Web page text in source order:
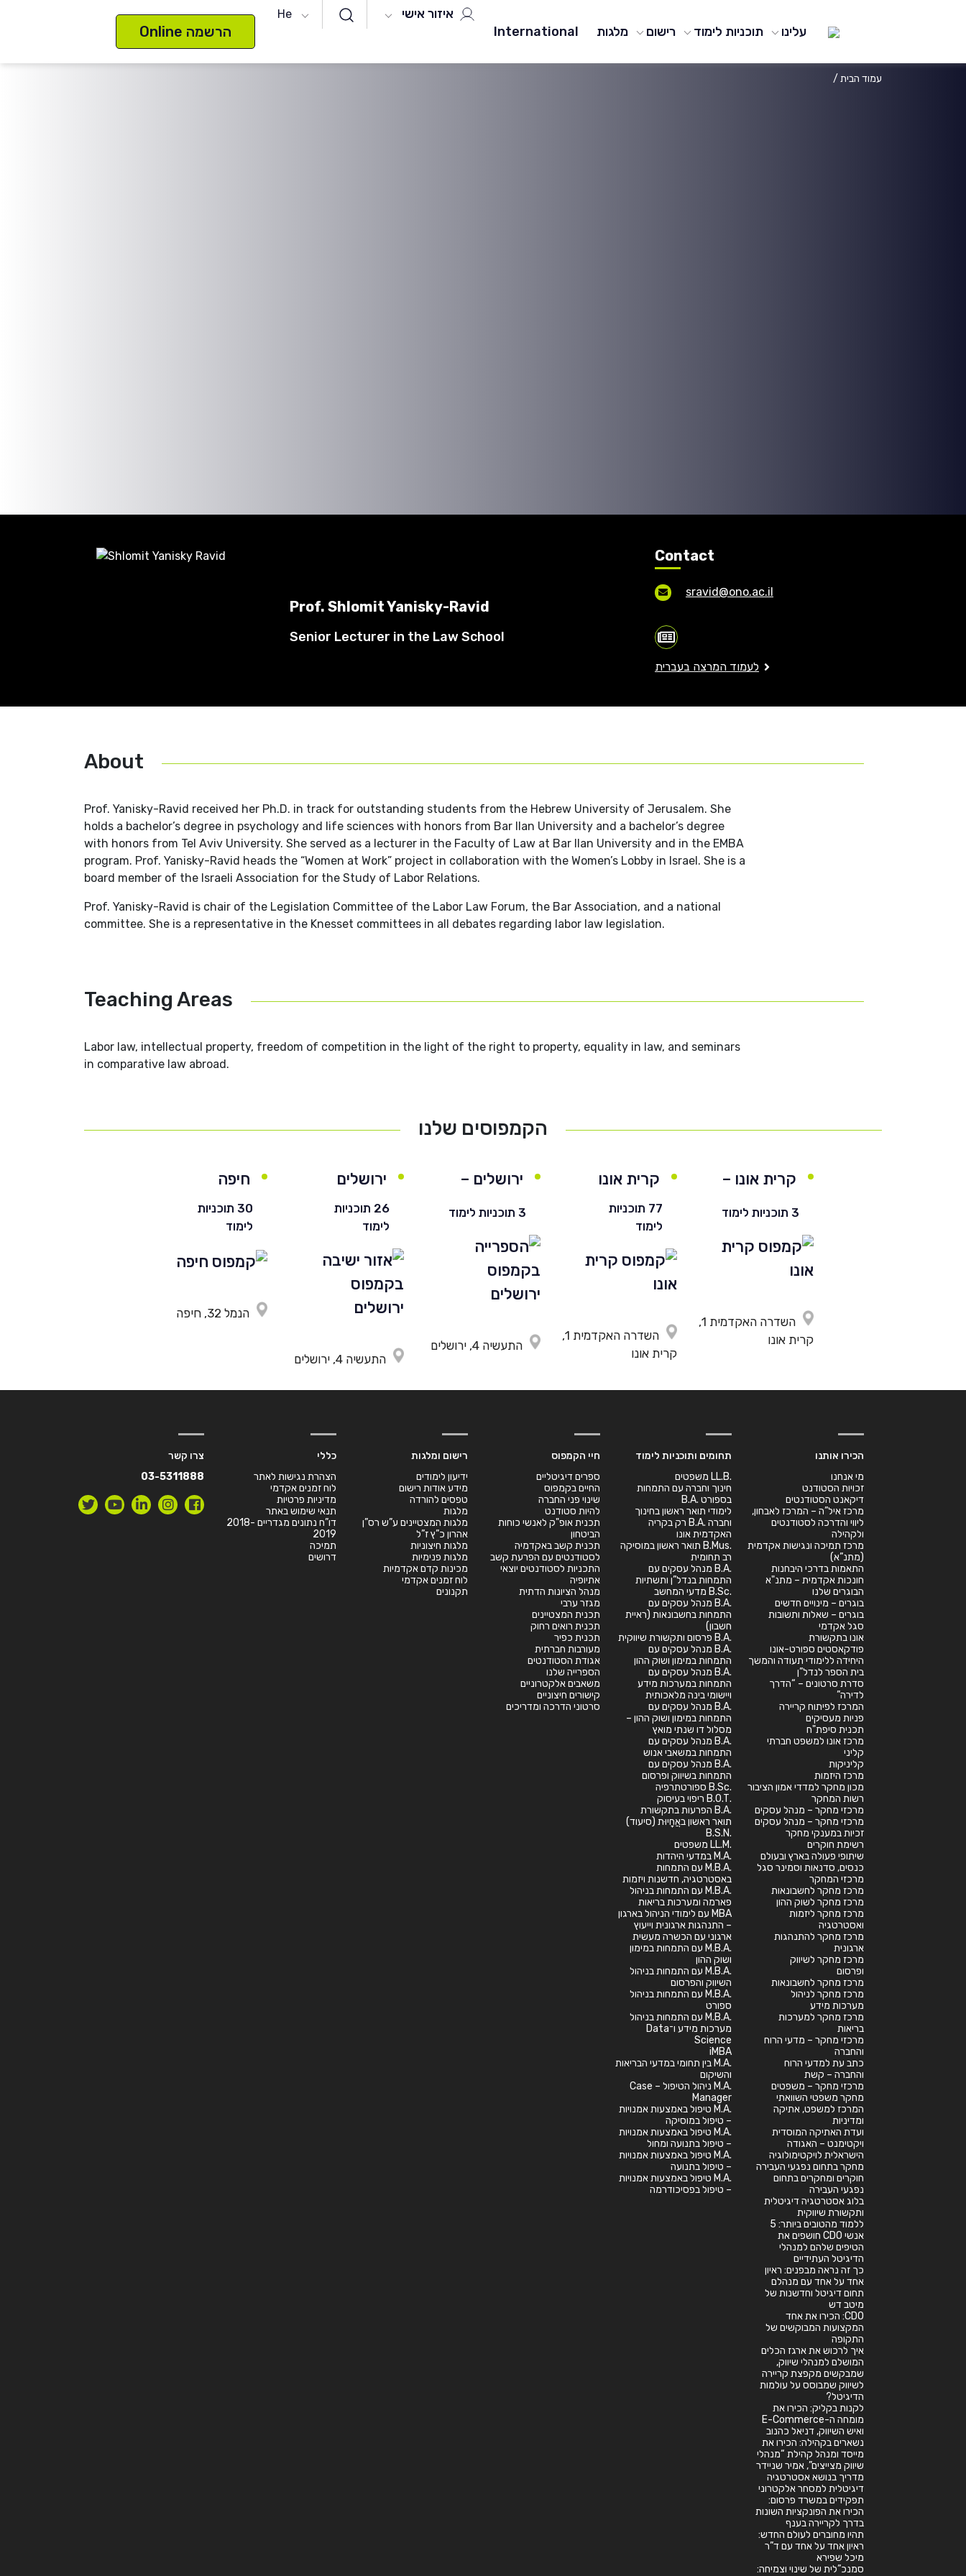
עלינו תוכניות לימוד רישום מלגות International
איזור אישי He
הרשמה Online
עמוד הבית /
Prof. Shlomit Yanisky-Ravid
Senior Lecturer in the Law School
Contact
sravid@ono.ac.il
לעמוד המרצה בעברית
About
Prof. Yanisky-Ravid received her Ph.D. in track for outstanding students from the Hebrew University of Jerusalem. She
holds a bachelor’s degree in psychology and life sciences with honors from Bar Ilan University and a bachelor’s degree
with honors from Tel Aviv University. She served as a lecturer in the Faculty of Law at Bar Ilan University and in the EMBA
program. Prof. Yanisky-Ravid heads the “Women at Work” project in collaboration with the Women’s Lobby in Israel. She is a
board member of the Israeli Association for the Study of Labor Relations.
Prof. Yanisky-Ravid is chair of the Legislation Committee of the Labor Law Forum, the Bar Association, and a national
committee. She is a representative in the Knesset committees in all debates regarding labor law legislation.
Teaching Areas
Labor law, intellectual property, freedom of competition in the light of the right to property, equality in law, and seminars
in comparative law abroad.
הקמפוסים שלנו
קרית אונו –
3 תוכניות לימוד
השדרה האקדמית 1,
קרית אונו
קרית אונו
77 תוכניות
לימוד
השדרה האקדמית 1,
קרית אונו
ירושלים –
3 תוכניות לימוד
התעשיה 4, ירושלים
ירושלים
26 תוכניות
לימוד
התעשיה 4, ירושלים
חיפה
30 תוכניות
לימוד
הנמל 32, חיפה
הכירו אותנו
מי אנחנו
זכויות הסטודנט
דיקאנט הסטודנטים
מרכז איל”ה – המרכז לאבחון,
ליווי והדרכה לסטודנטים
ולקהילה
מרכז תמיכה ונגישות אקדמית
(מתנ”א)
התאמות בדרכי היבחנות
חונכות אקדמית – מתנ"א
הבוגרים שלנו
בוגרים – מינויים חדשים
בוגרים – שאלות ותשובות
סגל אקדמי
אונו בתקשורת
פודקאסטים ספורט-אונו
היחידה ללימודי תעודה והמשך
בית הספר לנדל”ן
סדרת סרטונים – “הדרך
לדירה”
המרכז לפיתוח קריירה
פניות מעסיקים
תכנית סיפת"ח
מרכז אונו למשפט חברתי
קליני
קליניקות
מרכז היזמות
מכון מחקר למדדי אמון הציבור
רשות המחקר
מרכזי מחקר – מנהל עסקים
מרכזי מחקר – מנהל עסקים
זכיות במענקי מחקר
רשימת חוקרים
שיתופי פעולה בארץ ובעולם
כנסים, סדנאות וסמינר סגל
מרכזי המחקר
מרכז מחקר לחשבונאות
מרכז מחקר לשוק ההון
מרכז מחקר ליזמות
ואסטרטגיה
מרכז מחקר להתנהגות
ארגונית
מרכז מחקר לשיווק
ופרסום
מרכז מחקר לחשבונאות
מרכז מחקר לניהול
מערכות מידע
מרכז מחקר למערכות
בריאות
מרכזי מחקר – מדעי הרוח
והחברה
כתב עת למדעי הרוח
והחברה – קשת
מרכזי מחקר – משפטים
מחקר משפטי השוואתי
המרכז למשפט, אתיקה
ומדיניות
ועדת האתיקה המוסדית
ויקטימנט – האגודה
הישראלית לויקטימולוגיה
מחקר בתחום נפגעי העבירה
חוקרים ומחקרים בתחום
נפגעי העבירה
בלוג אסטרטגיה דיגיטלית
ותקשורת שיווקית
ללמוד מהטובים ביותר: 5
אנשי CDO חושפים את
הטיפים שלהם למנהלי
הדיגיטל העתידיים
כך זה נראה מבפנים: ראיון
אחד על אחד עם מנהלם
תחום דיגיטל וחדשנות של
מיטב דש
CDO: הכירו את אחד
המקצועות המבוקשים של
התקופה
איך לרכוש את ארגז הכלים
המושלם למנהלי שיווק,
שמבקשים מקפצת קריירה
לשיווק שמבוסס על עולמות
הדיגיטל?
לקנות בקליק: הכירו את
מומחה ה-E-Commerce
ואיש השיווק, דניאל כהנוב
נשארים בקהילה: הכירו את
מייסד ומנהל קהילת “מנהלי
שיווק מצייצים”, אמיר שניידר
מדריך בנושא אסטרטגיה
דיגיטלית למסחר אלקטרוני
תפקידים במשרד פרסום:
הכירו את הפונקציות השונות
בדרך לקריירה בענף
תהיו מחוברים לעולם החדש:
ראיון אחד על אחד עם ד”ר
מיכל שפירא
סמנכ”לית של שינוי וצמיחה:
תחומים ותוכניות לימוד
.LL.B משפטים
חינוך וחברה עם התמחות
בספורט .B.A
לימודי תואר ראשון בחינוך
וחברה .B.A רק בקריה
האקדמית אונו
.B.Mus תואר ראשון במוסיקה
רב תחומית
.B.A מנהל עסקים עם
התמחות בנדל”ן ותשתיות
.B.Sc מדעי המחשב
.B.A מנהל עסקים עם
התמחות בחשבונאות (ראיית
חשבון)
.B.A פרסום ותקשורת שיווקית
.B.A מנהל עסקים עם
התמחות במימון ושוק ההון
.B.A מנהל עסקים עם
התמחות במערכות מידע
ויישומי בינה מלאכותית
.B.A מנהל עסקים עם
התמחות במימון ושוק ההון –
מסלול דו שנתי מואץ
.B.A מנהל עסקים עם
התמחות במשאבי אנוש
.B.A מנהל עסקים עם
התמחות בשיווק ופרסום
.B.Sc ספורטתרפיה
.B.O.T ריפוי בעיסוק
.B.A הפרעות בתקשורת
תואר ראשון באֲחָיוּת (סיעוד)
.B.S.N
.LL.M משפטים
.M.A במדעי היהדות
.M.B.A עם התמחות
באסטרטגיה, חדשנות ויזמות
.M.B.A עם התמחות בניהול
פארמה ומערכות בריאות
MBA עם לימודי הניהול בארגון
– התנהגות ארגונית וייעוץ
ארגוני עם הכשרה מעשית
.M.B.A עם התמחות במימון
ושוק ההון
.M.B.A עם התמחות בניהול
השיווק והפרסום
.M.B.A עם התמחות בניהול
ספורט
.M.B.A עם התמחות בניהול
מערכות מידע ו־Data
Science
iMBA
.M.A בין תחומי במדעי הבריאות
והשיקום
.M.A ניהול הטיפול – Case
Manager
.M.A טיפול באמצעות אמנויות
– טיפול במוסיקה
.M.A טיפול באמצעות אמנויות
– טיפול בתנועה ומחול
.M.A טיפול באמצעות אמנויות
– טיפול בתנועה
.M.A טיפול באמצעות אמנויות
– טיפול בפסיכודרמה
חיי הקמפוס
ספרים דיגיטליים
החיים בקמפוס
שינוי פני החברה
להיות סטודנט
תכנית אופ"ק לאנשי כוחות
הביטחון
תכנית קשב באקדמיה
לסטודנטים עם הפרעת קשב
התכניות לסטודנטים יוצאי
אתיופיה
מנהל הציונות הדתית
מגזר ערבי
תכנית המצטיינים
תכנית רואים רחוק
תכנית כפיר
מעורבות חברתית
אגודת הסטודנטים
הספרייה שלנו
משאבים אלקטרוניים
קישורים חיצוניים
סרטוני הדרכה ומדריכים
רישום ומלגות
ידיעון לימודים
מידע אודות רישום
טפסים להורדה
מלגות
מלגות המצטיינים ע”ש רס”ן
אהרון כ”ץ ז”ל
מלגות חיצוניות
מלגות פנימיות
מכינות קדם אקדמיות
לוח זמנים אקדמי
תקנונים
כללי
הצהרת נגישות לאתר
לוח זמנים אקדמי
מדיניות פרטיות
תנאי שימוש באתר
דו”ח נתונים מגדריים 2018-
2019
תמיכה
דרושים
צרו קשר
03-5311888